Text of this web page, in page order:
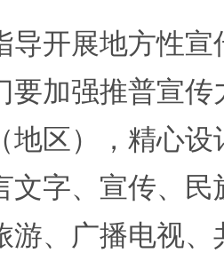
开展地方性宣
要加强推普宣
地区），精心
文字、宣传、
游、广播电视